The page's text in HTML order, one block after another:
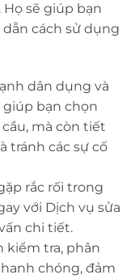
sẽ giúp bạn
cách sử dụng
dân dụng và
bạn chọn
mà còn tiết
tránh các sự cố
rắc rối trong
với Dịch vụ sửa
chi tiết.
kiểm tra, phân
chóng, đảm